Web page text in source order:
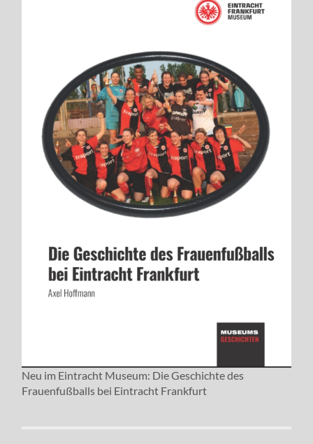
Neu im Eintracht Museum: Die Geschichte des
Frauenfußballs bei Eintracht Frankfurt